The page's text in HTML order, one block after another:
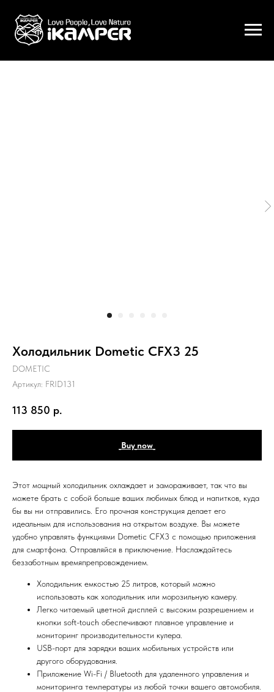
Холодильник Dometic CFX3 25
DOMETIC
Артикул: FRID131
113 850 р.
_Buy_now_
Этот мощный холодильник охлаждает и замораживает, так что вы
можете брать с собой больше ваших любимых блюд и напитков, куда
бы вы ни отправились. Его прочная конструкция делает его
идеальным для использования на открытом воздухе. Вы можете
удобно управлять функциями Dometic CFX3 с помощью приложения
для смартфона. Отправляйся в приключение. Наслаждайтесь
беззаботным времяпрепровождением.
Холодильник емкостью 25 литров, который можно
использовать как холодильник или морозильную камеру.
Легко читаемый цветной дисплей с высоким разрешением и
кнопки soft-touch обеспечивают плавное управление и
мониторинг производительности кулера.
USB-порт для зарядки ваших мобильных устройств или
другого оборудования.
Приложение Wi-Fi / Bluetooth для удаленного управления и
мониторинга температуры из любой точки вашего автомобиля.